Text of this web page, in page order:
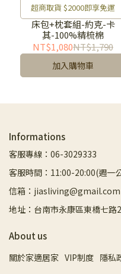
超商取貨 $2000即享免運
床包+枕套組-約克-卡
其-100%精梳棉
NT$1,080NT$1,790
加入購物車
Informations
客服專線：06-3029333
客服時間：11:00-20:00(週一
信箱：jiasliving@gmail.com
地址：台南市永康區東橋七路
About us
關於家適居家 VIP制度 隱私